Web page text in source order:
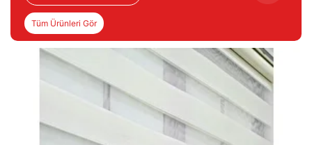
Tüm Ürünleri Gör